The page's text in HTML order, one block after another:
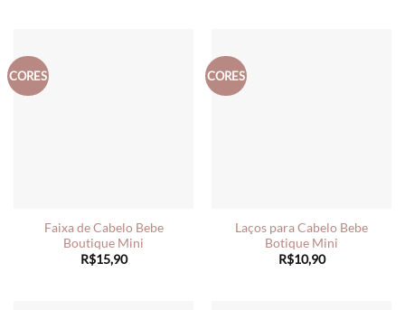
CORES
Faixa de Cabelo Bebe
Boutique Mini
R$15,90
CORES
Laços para Cabelo Bebe
Botique Mini
R$10,90